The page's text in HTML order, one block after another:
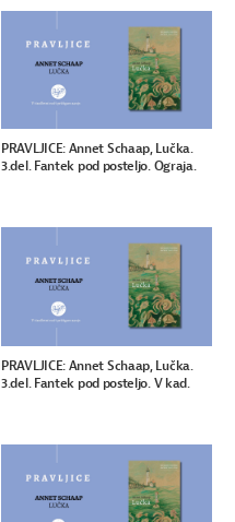
PRAVLJICE: Annet Schaap, Lučka.
3.del. Fantek pod posteljo. Ograja.
PRAVLJICE: Annet Schaap, Lučka.
3.del. Fantek pod posteljo. V kad.